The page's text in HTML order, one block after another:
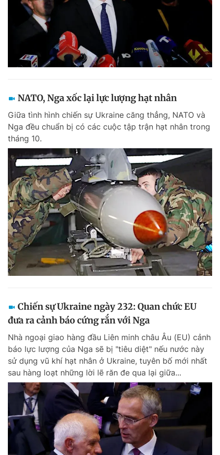
NATO, Nga xốc lại lực lượng hạt nhân
Giữa tình hình chiến sự Ukraine căng thẳng, NATO và
Nga đều chuẩn bị có các cuộc tập trận hạt nhân trong
tháng 10.
Chiến sự Ukraine ngày 232: Quan chức EU
đưa ra cảnh báo cứng rắn với Nga
Nhà ngoại giao hàng đầu Liên minh châu Âu (EU) cảnh
báo lực lượng của Nga sẽ bị "tiêu diệt" nếu nước này
sử dụng vũ khí hạt nhân ở Ukraine, tuyên bố mới nhất
sau hàng loạt những lời lẽ răn đe qua lại giữa...